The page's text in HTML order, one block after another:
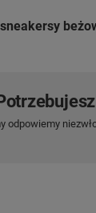
odpowiemy